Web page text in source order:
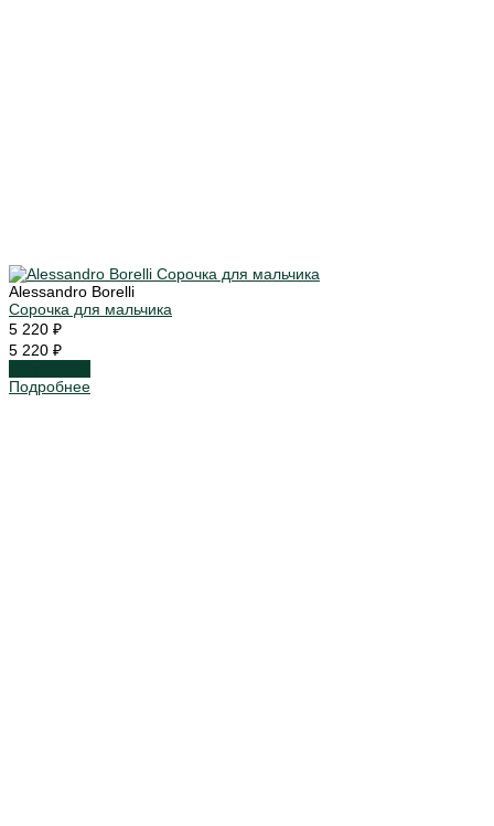
Alessandro Borelli
Сорочка для мальчика
5 220 ₽
5 220 ₽
Подробнее